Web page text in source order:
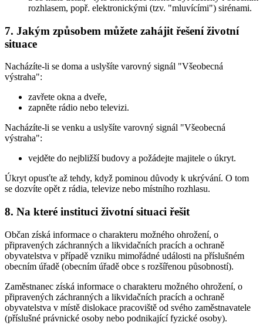
rozhlasem, popř. elektronickými (tzv. "mluvícími") sirénami.
7. Jakým způsobem můžete zahájit řešení životní
situace
Nacházíte-li se doma a uslyšíte varovný signál "Všeobecná
výstraha":
zavřete okna a dveře,
zapněte rádio nebo televizi.
Nacházíte-li se venku a uslyšíte varovný signál "Všeobecná
výstraha":
vejděte do nejbližší budovy a požádejte majitele o úkryt.
Úkryt opusťte až tehdy, když pominou důvody k ukrývání. O tom
se dozvíte opět z rádia, televize nebo místního rozhlasu.
8. Na které instituci životní situaci řešit
Občan získá informace o charakteru možného ohrožení, o
připravených záchranných a likvidačních pracích a ochraně
obyvatelstva v případě vzniku mimořádné události na příslušném
obecním úřadě (obecním úřadě obce s rozšířenou působností).
Zaměstnanec získá informace o charakteru možného ohrožení, o
připravených záchranných a likvidačních pracích a ochraně
obyvatelstva v místě dislokace pracoviště od svého zaměstnavatele
(příslušné právnické osoby nebo podnikající fyzické osoby).